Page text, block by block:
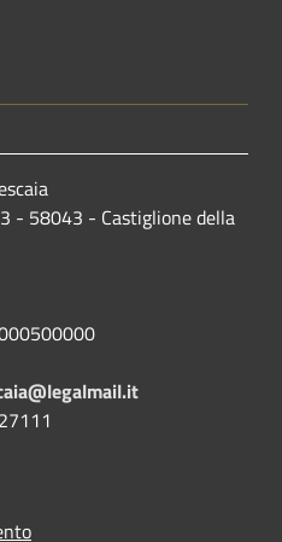
- 58043 - Castiglione della